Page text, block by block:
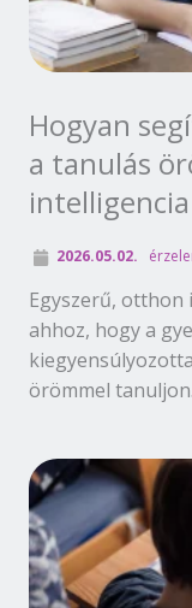
Hogyan
a tanulás
2026.05.02.
Egyszerű, otthon
ahhoz, hogy a
örömmel tanuljon.